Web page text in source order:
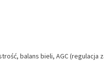
balans bieli, AGC